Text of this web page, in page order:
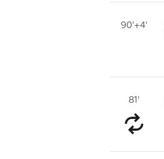
90'+4'
81'